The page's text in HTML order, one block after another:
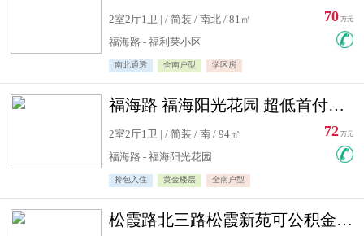
2室2厅1卫 | / 简装 / 南北 / 81㎡
福海路 - 福利莱小区
南北通透 全南户型 学区房
70 万元
福海路 福海阳光花园 超低首付住宅急售
2室2厅1卫 | / 简装 / 南 / 94㎡
福海路 - 福海阳光花园
拎包入住 黄金楼层 全南户型
72 万元
松霞路北三路松霞新苑可公积金贷款北小区南北通透住宅急售